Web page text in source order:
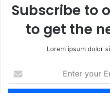
Subscribe to
to get the
Lorem ipsum dolor
your
Email